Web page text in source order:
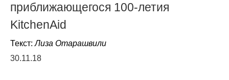
приближающегося 100-летия
KitchenAid
Текст:Лиза Отарашвили
30.11.18